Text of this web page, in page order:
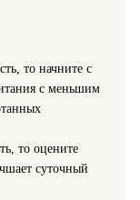
то начните с
с меньшим
то оцените
суточный